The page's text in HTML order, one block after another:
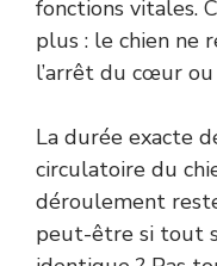
fonctions vitales.
plus : le chien ne
l’arrêt du cœur
La durée exacte
circulatoire du
déroulement
peut-être si tout